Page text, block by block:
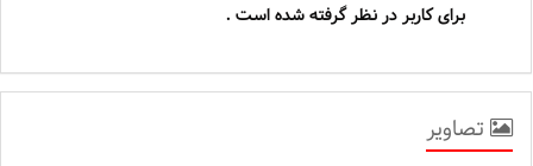
برای کاربر در نظر گرفته شده است .
تصاویر